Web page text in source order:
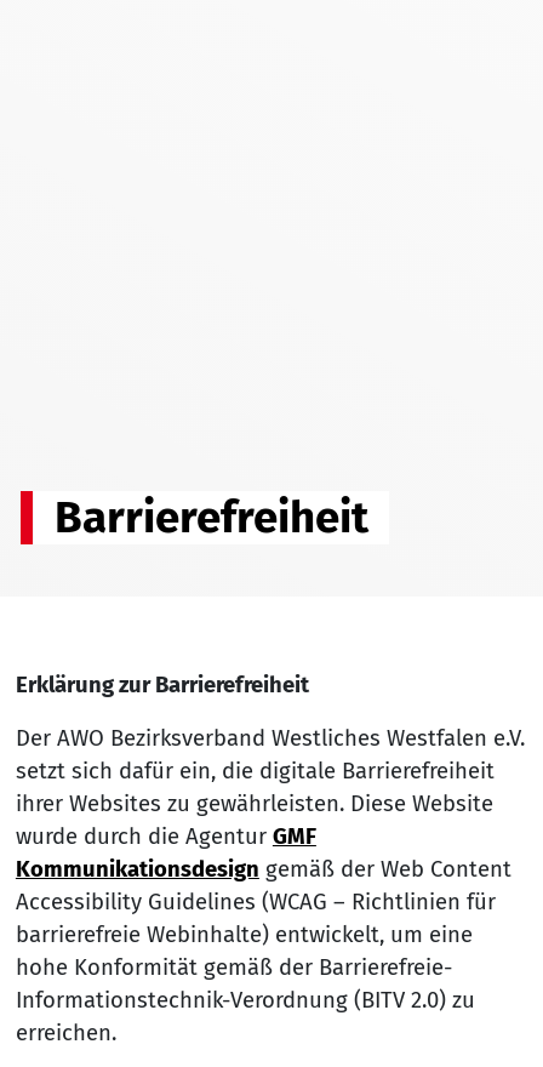
Barrierefreiheit
Erklärung zur Barrierefreiheit
Der AWO Bezirksverband Westliches Westfalen e.V.
setzt sich dafür ein, die digitale Barrierefreiheit
ihrer Websites zu gewährleisten. Diese Website
wurde durch die Agentur GMF
Kommunikationsdesign gemäß der Web Content
Accessibility Guidelines (WCAG – Richtlinien für
barrierefreie Webinhalte) entwickelt, um eine
hohe Konformität gemäß der Barrierefreie-
Informationstechnik-Verordnung (BITV 2.0) zu
erreichen.